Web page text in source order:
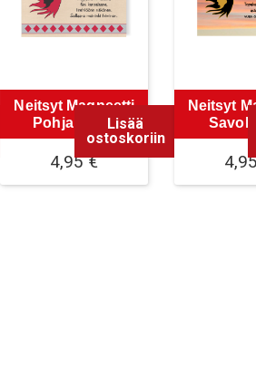
Neitsyt Magneetti
Pohjalainen
4,95€
Lisää
ostoskoriin
Neitsyt